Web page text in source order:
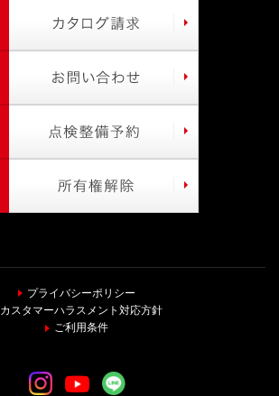
プライバシーポリシー
カスタマーハラスメント対応方針
ご利用条件